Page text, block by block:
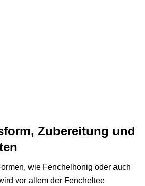
Zubereitung und
wie Fenchelhonig oder auch
vor allem der Fencheltee